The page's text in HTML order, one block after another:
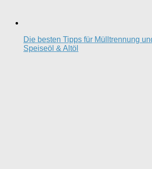
Die besten Tipps für Mülltrennung
Speiseöl & Altöl